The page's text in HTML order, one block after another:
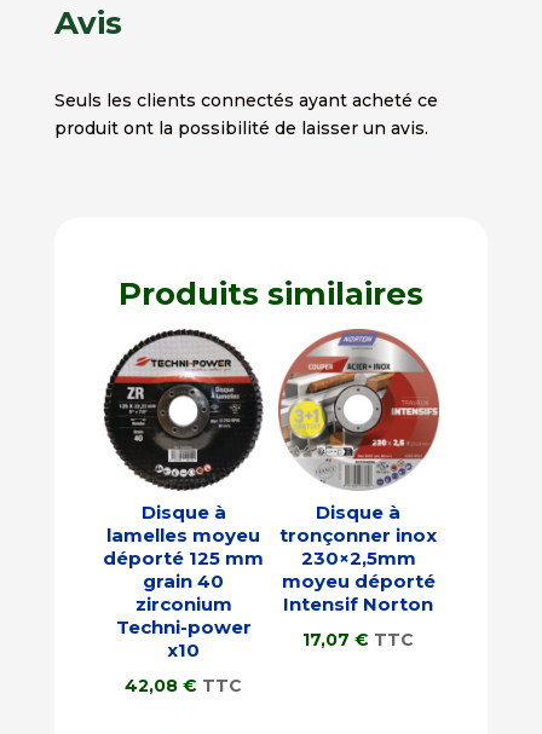
Avis
Seuls les clients connectés ayant acheté ce
produit ont la possibilité de laisser un avis.
Produits similaires
Disque à
lamelles moyeu
déporté 125 mm
grain 40
zirconium
Techni-power
x10
42,08€ TTC
Disque à
tronçonner inox
230×2,5mm
moyeu déporté
Intensif Norton
17,07€ TTC